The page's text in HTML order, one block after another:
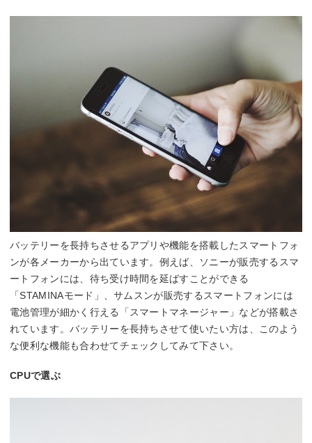
バッテリーを長持ちさせるアプリや機能を搭載したスマートフォ
ンが各メーカーから出ています。例えば、ソニーが販売するスマ
ートフォンには、待ち受け時間を延ばすことができる
「STAMINAモード」、サムスンが販売するスマートフォンには
電池管理が細かく行える「スマートマネージャー」などが搭載さ
れています。バッテリーを長持ちさせて使いたい方は、このよう
な便利な機能も合わせてチェックしてみて下さい。
CPUで選ぶ